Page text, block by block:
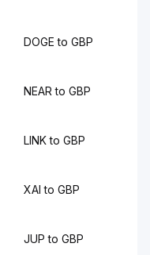
DOGE to GBP
NEAR to GBP
LINK to GBP
XAI to GBP
JUP to GBP